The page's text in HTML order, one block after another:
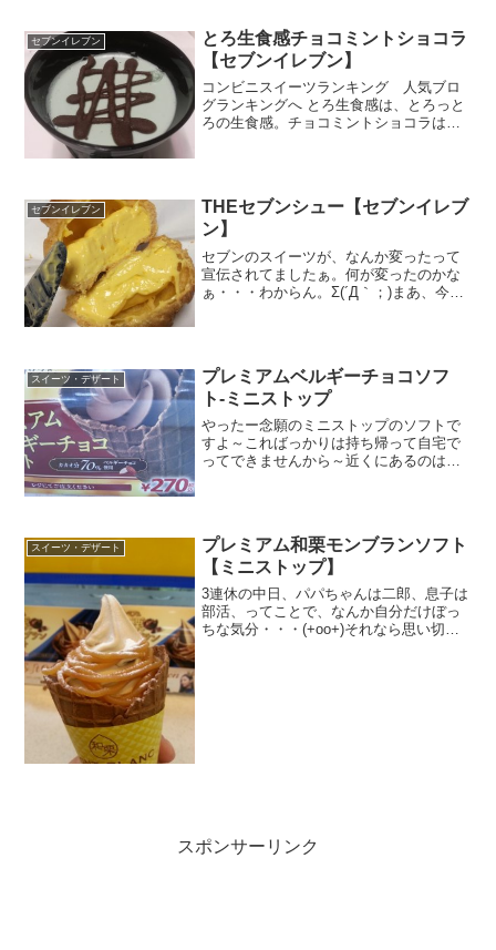
セブンイレブン
とろ生食感チョコミントショコラ
【セブンイレブン】
コンビニスイーツランキング 人気ブロ
グランキングへ とろ生食感は、とろっと
ろの生食感。チョコミントショコラは文
ョコラにかかるので、言...
セブンイレブン
THEセブンシュー【セブンイレブ
ン】
セブンのスイーツが、なんか変ったって
宣伝されてましたぁ。何が変ったのかな
ぁ・・・わからん。Σ(´Д｀；)まあ、今ま
スイーツ・デザート
プレミアムベルギーチョコソフ
ト-ミニストップ
やったー念願のミニストップのソフトで
すよ～こればっかりは持ち帰って自宅で
ってできませんから～近くにあるのは歩
スイーツ・デザート
プレミアム和栗モンブランソフト
【ミニストップ】
3連休の中日、パパちゃんは二郎、息子は
部活、ってことで、なんか自分だけぼっ
ちな気分・・・(+oo+)それなら思い切っ
スポンサーリンク